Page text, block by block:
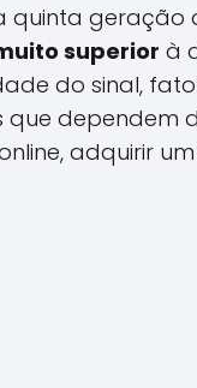
quinta
superior à
do sinal,
que dependem
adquirir